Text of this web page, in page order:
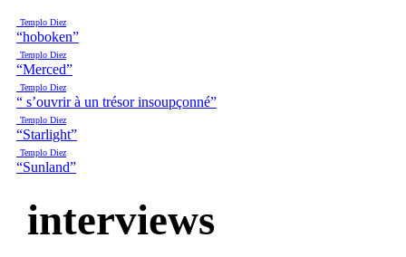
Templo Diez
“hoboken”
Templo Diez
“Merced”
Templo Diez
“ s’ouvrir à un trésor insoupçonné”
Templo Diez
“Starlight”
Templo Diez
“Sunland”
interviews